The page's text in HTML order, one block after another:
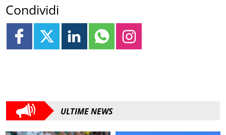
Condividi
ULTIME NEWS